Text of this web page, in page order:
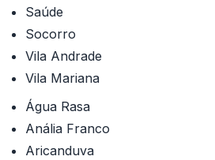
Saúde
Socorro
Vila Andrade
Vila Mariana
Água Rasa
Anália Franco
Aricanduva